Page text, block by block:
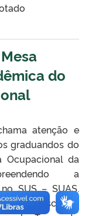
do
atenção e
graduandos do
Ocupacional da
a
SUS – SUAS.
de Risco e